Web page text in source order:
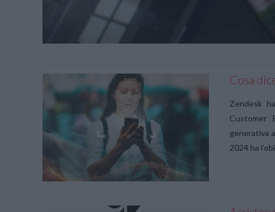
Cosa
Zendesk
Customer
generativa
2024 ha